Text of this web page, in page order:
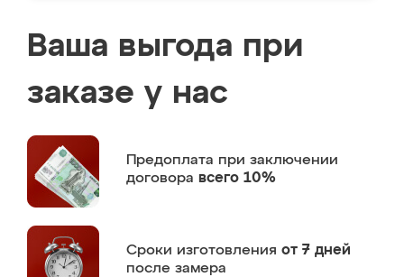
Ваша выгода при
заказе у нас
Предоплата при заключении
договора всего 10%
Сроки изготовления от 7 дней
после замера